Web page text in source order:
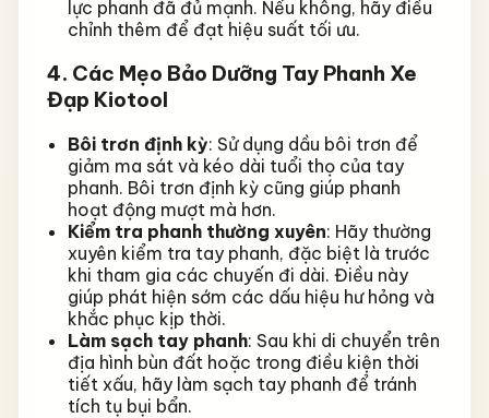
lực phanh đã đủ mạnh. Nếu không, hãy điều
chỉnh thêm để đạt hiệu suất tối ưu.
4. Các Mẹo Bảo Dưỡng Tay Phanh Xe
Đạp Kiotool
Bôi trơn định kỳ: Sử dụng dầu bôi trơn để
giảm ma sát và kéo dài tuổi thọ của tay
phanh. Bôi trơn định kỳ cũng giúp phanh
hoạt động mượt mà hơn.
Kiểm tra phanh thường xuyên: Hãy thường
xuyên kiểm tra tay phanh, đặc biệt là trước
khi tham gia các chuyến đi dài. Điều này
giúp phát hiện sớm các dấu hiệu hư hỏng và
khắc phục kịp thời.
Làm sạch tay phanh: Sau khi di chuyển trên
địa hình bùn đất hoặc trong điều kiện thời
tiết xấu, hãy làm sạch tay phanh để tránh
tích tụ bụi bẩn.